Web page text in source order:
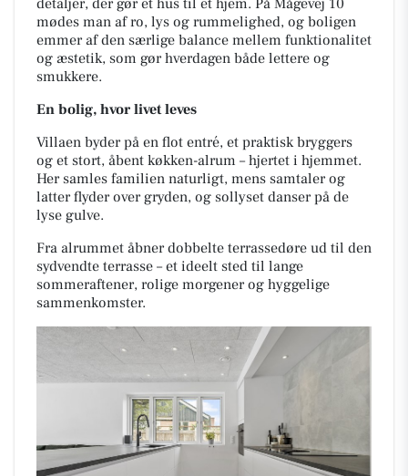
detaljer, der gør et hus til et hjem. På Mågevej 10
mødes man af ro, lys og rummelighed, og boligen
emmer af den særlige balance mellem funktionalitet
og æstetik, som gør hverdagen både lettere og
smukkere.
En bolig, hvor livet leves
Villaen byder på en flot entré, et praktisk bryggers
og et stort, åbent køkken-alrum – hjertet i hjemmet.
Her samles familien naturligt, mens samtaler og
latter flyder over gryden, og sollyset danser på de
lyse gulve.
Fra alrummet åbner dobbelte terrassedøre ud til den
sydvendte terrasse – et ideelt sted til lange
sommeraftener, rolige morgener og hyggelige
sammenkomster.